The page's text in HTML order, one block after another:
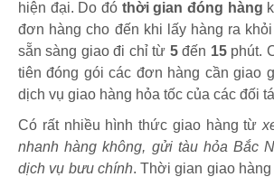
hiện đại. Do đó thời gian đóng hàng
đơn hàng cho đến khi lấy hàng ra
sẵn sàng giao đi chỉ từ 5đến 15 phút.
tiên đóng gói các đơn hàng cần giao
dịch vụ giao hàng hỏa tốc của các đối
Có rất nhiều hình thức giao hàng từ
nhanh hàng không, gửi tàu hỏa Bắc
dịch vụ bưu chính. Thời gian giao hàng